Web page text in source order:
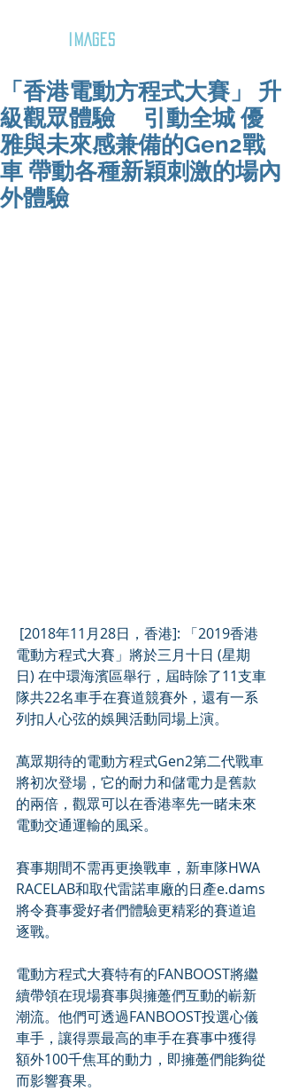
IMAGES
「香港電動方程式大賽」 升
級觀眾體驗 引動全城 優
雅與未來感兼備的Gen2戰
車 帶動各種新穎刺激的場內
外體驗
電動方程式大賽」將於三月十日 (星期
日) 在中環海濱區舉行，屆時除了11支車
隊共22名車手在賽道競賽外，還有一系
列扣人心弦的娛興活動同場上演。
萬眾期待的電動方程式Gen2第二代戰車
將初次登場，它的耐力和儲電力是舊款
的兩倍，觀眾可以在香港率先一睹未來
電動交通運輸的風采。
賽事期間不需再更換戰車，新車隊HWA
RACELAB和取代雷諾車廠的日產e.dams
將令賽事愛好者們體驗更精彩的賽道追
逐戰。
電動方程式大賽特有的FANBOOST將繼
續帶領在現場賽事與擁躉們互動的嶄新
潮流。他們可透過FANBOOST投選心儀
車手，讓得票最高的車手在賽事中獲得
額外100千焦耳的動力，即擁躉們能夠從
而影響賽果。